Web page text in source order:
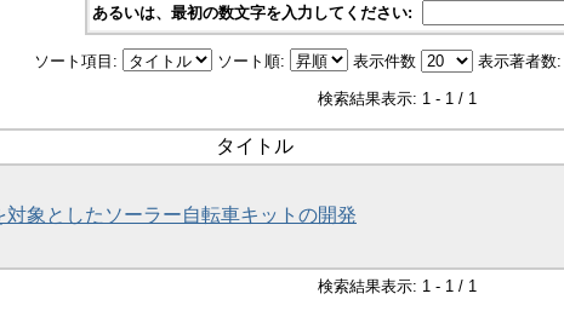
あるいは、最初の数文字を入力してください:
ソート項目: ソート順: 表示件数 表示著者数:
検索結果表示: 1 - 1 / 1
タイトル
対象としたソーラー自転車キットの開発
検索結果表示: 1 - 1 / 1